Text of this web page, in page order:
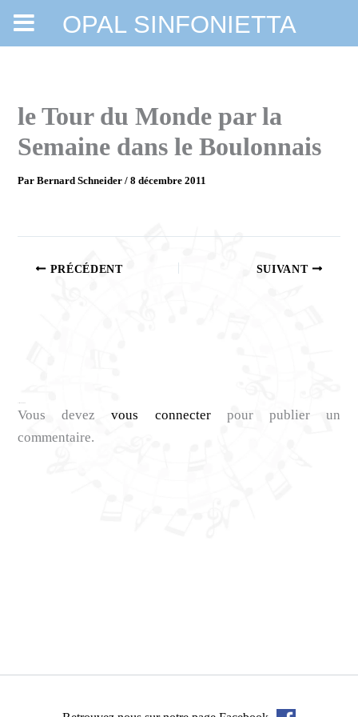
le Tour du Monde par la
Semaine dans le Boulonnais
ParBernard Schneider/8 décembre 2011
PRÉCÉDENT SUIVANT
Vous devezvous connecterpour publier un
commentaire.
OPAL SINFONIETTA